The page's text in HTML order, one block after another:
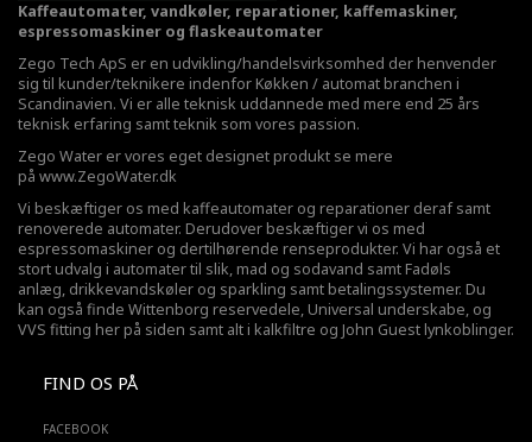
Kaffeautomater, vandkøler, reparationer, kaffemaskiner,
espressomaskiner og flaskeautomater
Zego Tech ApS er en udvikling/handelsvirksomhed der henvender
sig til kunder/teknikere indenfor Køkken / automat branchen i
Scandinavien. Vi er alle teknisk uddannede med mere end 25 års
teknisk erfaring samt teknik som vores passion.
Zego Water er vores eget designet produkt se mere
på www.ZegoWater.dk
Vi beskæftiger os med kaffeautomater og reparationer deraf samt
renoverede automater. Derudover beskæftiger vi os med
espressomaskiner og dertilhørende renseprodukter. Vi har også et
stort udvalg i automater til slik, mad og sodavand samt Fadøls
anlæg, drikkevandskøler og sparkling samt betalingssystemer. Du
kan også finde Wittenborg reservedele, Universal underskabe, og
VVS fitting her på siden samt alt i kalkfiltre og John Guest lynkoblinger.
FIND OS PÅ
FACEBOOK